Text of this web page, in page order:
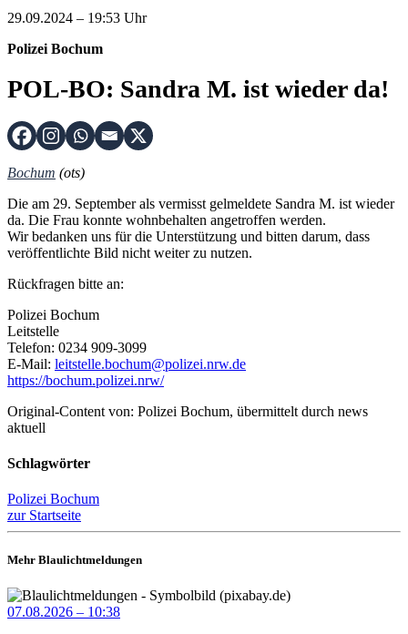
29.09.2024 – 19:53 Uhr
Polizei Bochum
POL-BO: Sandra M. ist wieder da!
Bochum (ots)
Die am 29. September als vermisst gelmeldete Sandra M. ist wieder
da. Die Frau konnte wohnbehalten angetroffen werden.
Wir bedanken uns für die Unterstützung und bitten darum, dass
veröffentlichte Bild nicht weiter zu nutzen.
Rückfragen bitte an:
Polizei Bochum
Leitstelle
Telefon: 0234 909-3099
E-Mail: leitstelle.bochum@polizei.nrw.de
https://bochum.polizei.nrw/
Original-Content von: Polizei Bochum, übermittelt durch news
aktuell
Schlagwörter
Polizei Bochum
zur Startseite
Mehr Blaulichtmeldungen
07.08.2026 – 10:38